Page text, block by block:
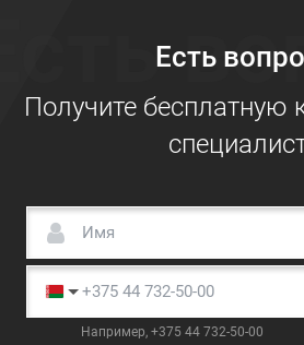
Есть
Получите бесплатную
Например, +375 44 732-50-00